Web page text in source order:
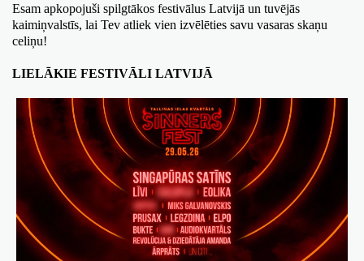
Esam apkopojuši spilgtākos festivālus Latvijā un tuvējās
kaimiņvalstīs, lai Tev atliek vien izvēlēties savu vasaras skaņu
celiņu!
LIELĀKIE FESTIVĀLI LATVIJĀ